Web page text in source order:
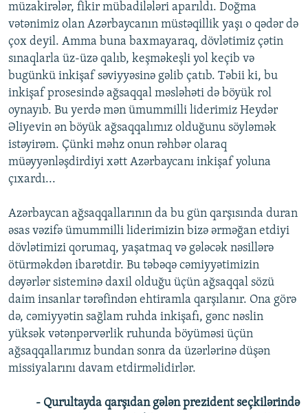
müzakirələr, fikir mübadilələri aparıldı. Doğma
vətənimiz olan Azərbaycanın müstəqillik yaşı o qədər də
çox deyil. Amma buna baxmayaraq, dövlətimiz çətin
sınaqlarla üz-üzə qalıb, keşməkeşli yol keçib və
bugünkü inkişaf səviyyəsinə gəlib çatıb. Təbii ki, bu
inkişaf prosesində ağsaqqal məsləhəti də böyük rol
oynayıb. Bu yerdə mən ümummilli liderimiz Heydər
Əliyevin ən böyük ağsaqqalımız olduğunu söyləmək
istəyirəm. Çünki məhz onun rəhbər olaraq
müəyyənləşdirdiyi xətt Azərbaycanı inkişaf yoluna
çıxardı...
Azərbaycan ağsaqqallarının da bu gün qarşısında duran
əsas vəzifə ümummilli liderimizin bizə ərməğan etdiyi
dövlətimizi qorumaq, yaşatmaq və gələcək nəsillərə
ötürməkdən ibarətdir. Bu təbəqə cəmiyyətimizin
dəyərlər sisteminə daxil olduğu üçün ağsaqqal sözü
daim insanlar tərəfindən ehtiramla qarşılanır. Ona görə
də, cəmiyyətin sağlam ruhda inkişafı, gənc nəslin
yüksək vətənpərvərlik ruhunda böyüməsi üçün
ağsaqqallarımız bundan sonra da üzərlərinə düşən
missiyalarını davam etdirməlidirlər.
- Qurultayda qarşıdan gələn prezident seçkilərində